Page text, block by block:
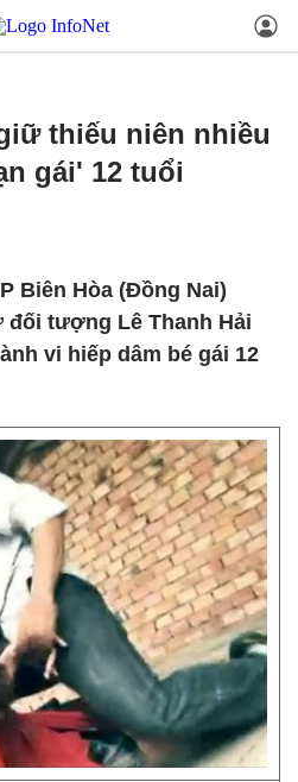
thiếu niên nhiều
gái' 12 tuổi
Biên Hòa (Đồng Nai)
tượng Lê Thanh Hải
vi hiếp dâm bé gái 12